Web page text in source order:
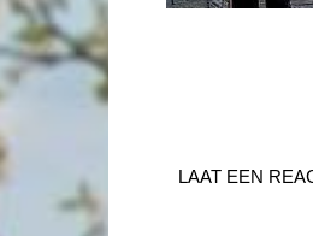
LAAT EEN